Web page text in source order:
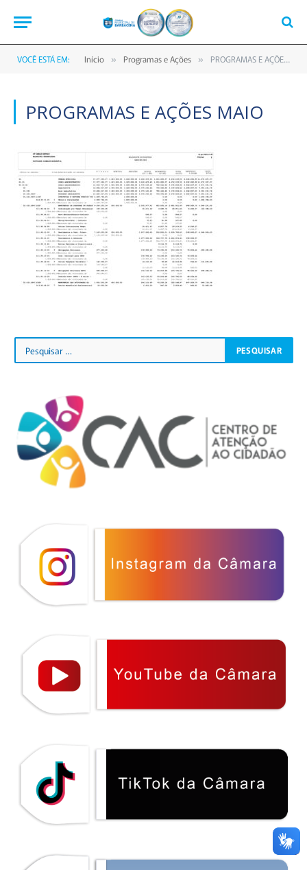
VOCÊ ESTÁ EM: Início » Programas e Ações » PROGRAMAS E AÇÕES MAIO
PROGRAMAS E AÇÕES MAIO